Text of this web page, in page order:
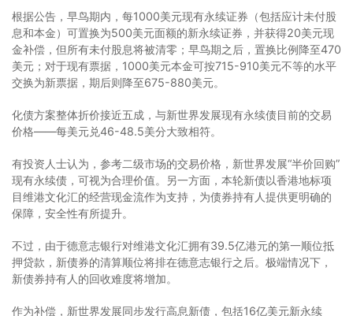
根据公告，早鸟期内，每1000美元现有永续证券（包括应计未付股
息和本金）可置换为500美元面额的新永续证券，并获得20美元现
金补偿，但所有未付股息将被清零；早鸟期之后，置换比例降至470
美元；对于现有票据，1000美元本金可按715-910美元不等的水平
交换为新票据，期后则降至675-880美元。
化债方案整体折价接近五成，与新世界发展现有永续债目前的交易
价格——每美元兑46-48.5美分大致相符。
有投资人士认为，参考二级市场的交易价格，新世界发展“半价回购”
现有永续债，可视为合理价值。另一方面，本轮新债以香港地标项
目维港文化汇的经营现金流作为支持，为债券持有人提供更明确的
保障，安全性有所提升。
不过，由于德意志银行对维港文化汇拥有39.5亿港元的第一顺位抵
押贷款，新债券的清算顺位将排在德意志银行之后。极端情况下，
新债券持有人的回收难度将增加。
作为补偿，新世界发展同步发行高息新债，包括16亿美元新永续